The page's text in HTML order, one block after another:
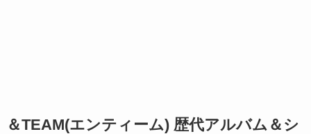
＆TEAM(エンティーム) 歴代アルバム＆シ